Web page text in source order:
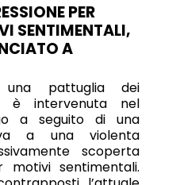
PER
SENTIMENTALI,
A
pattuglia dei
è intervenuta nel
a seguito di una
a una violenta
scoperta
motivi sentimentali.